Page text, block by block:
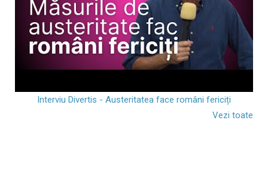
Interviu Divertis - Austeritatea face români fericiți
Vezi toate